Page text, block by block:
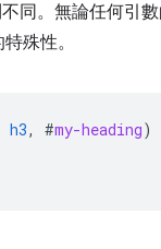
同。無論任何引
特殊性。
h3, #my-heading)